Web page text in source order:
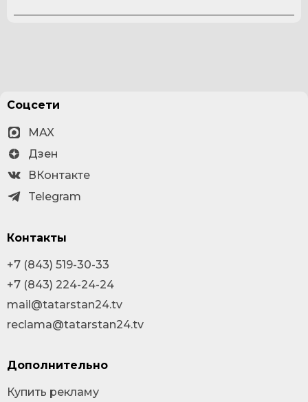
Соцсети
MAX
Дзен
ВКонтакте
Telegram
Контакты
+7 (843) 519-30-33
+7 (843) 224-24-24
mail@tatarstan24.tv
reclama@tatarstan24.tv
Дополнительно
Купить рекламу